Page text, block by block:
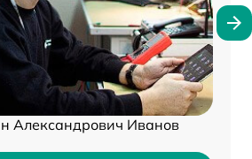
Александрович Иванов